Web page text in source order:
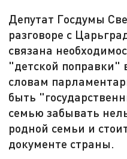
Депутат Госдумы
разговоре с
связана
"детской поправки"
словам
быть
семью забывать
родной семьи и
документе страны.